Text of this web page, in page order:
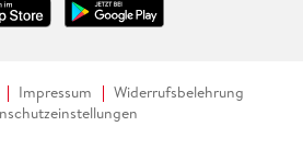
Impressum
Widerrufsbelehrung